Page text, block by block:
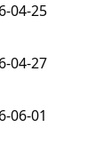
04-25
04-27
06-01